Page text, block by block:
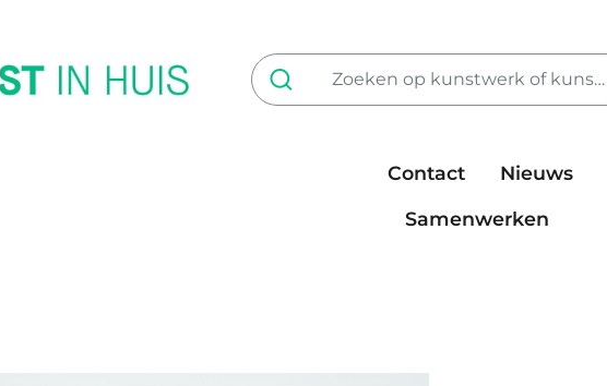
Contact Nieuws
Samenwerken